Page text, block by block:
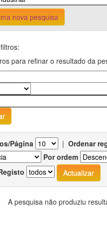
nova pesquisa
para refinar o resultado da
Página | Ordenar
Por ordem
A pesquisa não produziu